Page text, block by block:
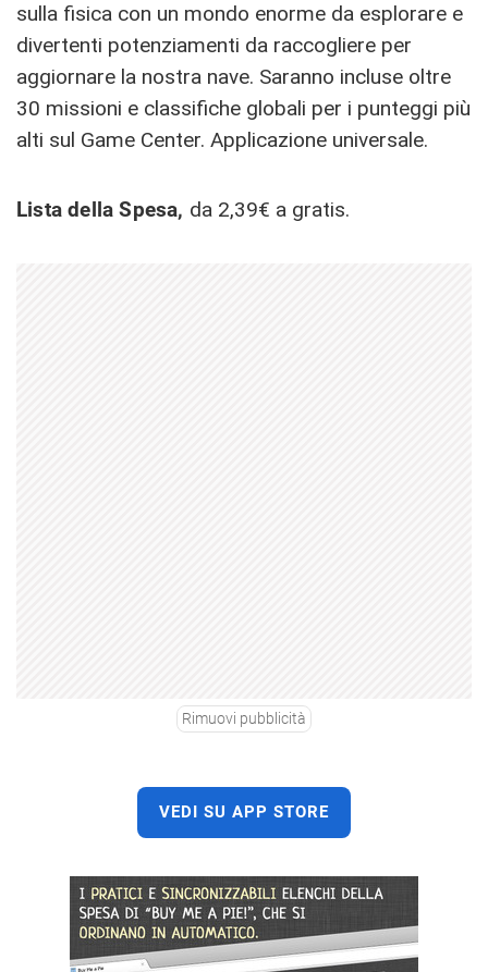
sulla fisica con un mondo enorme da esplorare e
divertenti potenziamenti da raccogliere per
aggiornare la nostra nave. Saranno incluse oltre
30 missioni e classifiche globali per i punteggi più
alti sul Game Center. Applicazione universale.
Lista della Spesa, da 2,39€ a gratis.
Rimuovi pubblicità
VEDI SU APP STORE